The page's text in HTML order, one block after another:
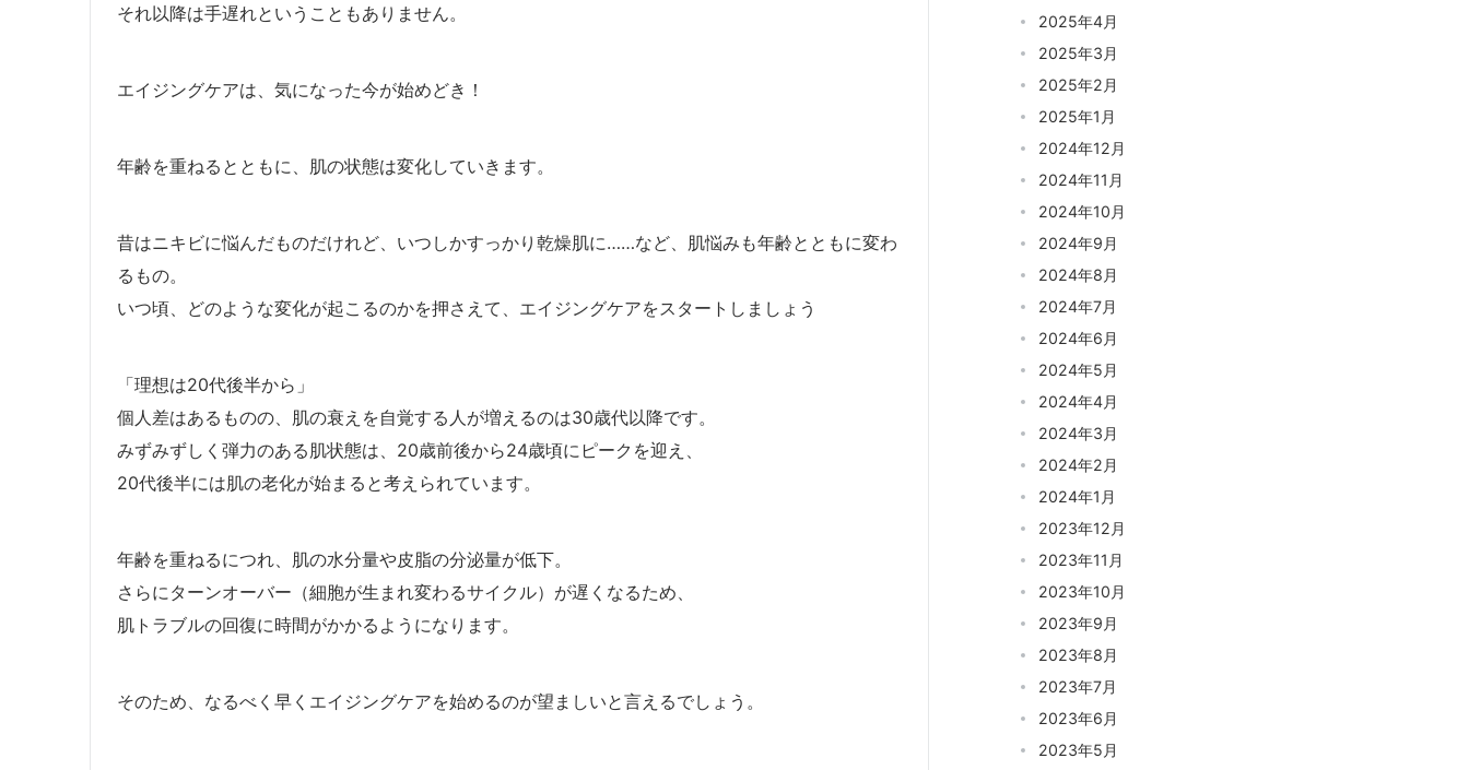
それ以降は手遅れということもありません。
エイジングケアは、気になった今が始めどき！
年齢を重ねるとともに、肌の状態は変化していきます。
昔はニキビに悩んだものだけれど、いつしかすっかり乾燥肌に……など、肌悩みも年齢とともに変わ
るもの。
いつ頃、どのような変化が起こるのかを押さえて、エイジングケアをスタートしましょう
「理想は20代後半から」
個人差はあるものの、肌の衰えを自覚する人が増えるのは30歳代以降です。
みずみずしく弾力のある肌状態は、20歳前後から24歳頃にピークを迎え、
20代後半には肌の老化が始まると考えられています。
年齢を重ねるにつれ、肌の水分量や皮脂の分泌量が低下。
さらにターンオーバー（細胞が生まれ変わるサイクル）が遅くなるため、
肌トラブルの回復に時間がかかるようになります。
そのため、なるべく早くエイジングケアを始めるのが望ましいと言えるでしょう。
2025年4月
2025年3月
2025年2月
2025年1月
2024年12月
2024年11月
2024年10月
2024年9月
2024年8月
2024年7月
2024年6月
2024年5月
2024年4月
2024年3月
2024年2月
2024年1月
2023年12月
2023年11月
2023年10月
2023年9月
2023年8月
2023年7月
2023年6月
2023年5月